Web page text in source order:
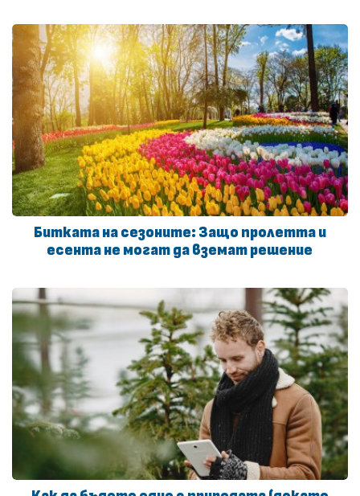
Битката на сезоните: Защо пролетта и
есента не могат да вземат решение